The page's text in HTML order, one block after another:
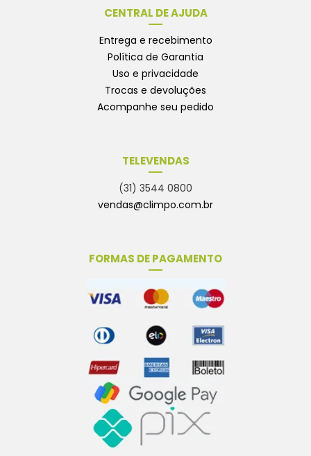
CENTRAL DE AJUDA
Entrega e recebimento
Política de Garantia
Uso e privacidade
Trocas e devoluções
Acompanhe seu pedido
TELEVENDAS
(31) 3544 0800
vendas@climpo.com.br
FORMAS DE PAGAMENTO